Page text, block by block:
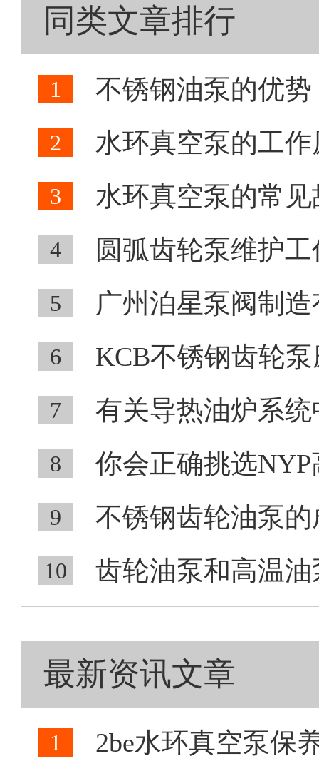
同类文章排行
1 不锈钢油泵的优势
2 水环真空泵的工
3 水环真空泵的常
4 圆弧齿轮泵维护
5 广州泊星泵阀制造
6 KCB不锈钢齿轮泵
7 有关导热油炉系统
8 你会正确挑选
9 不锈钢齿轮油泵的
10 齿轮油泵和高温油
最新资讯文章
1 2be水环真空泵保